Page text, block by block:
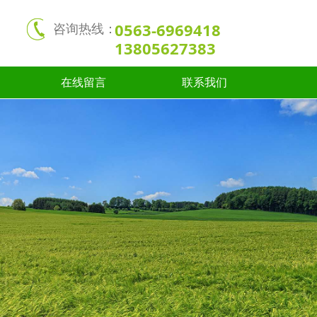
0563-6969418
13805627383
在线留言 联系我们
咨询热线：